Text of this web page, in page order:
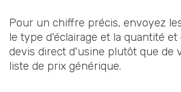
Pour un chiffre précis, envoyez
le type d'éclairage et la quantité
devis direct d'usine plutôt que de
liste de prix générique.